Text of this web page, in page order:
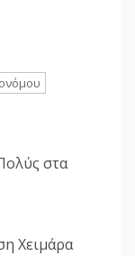
στα
Χειμάρα